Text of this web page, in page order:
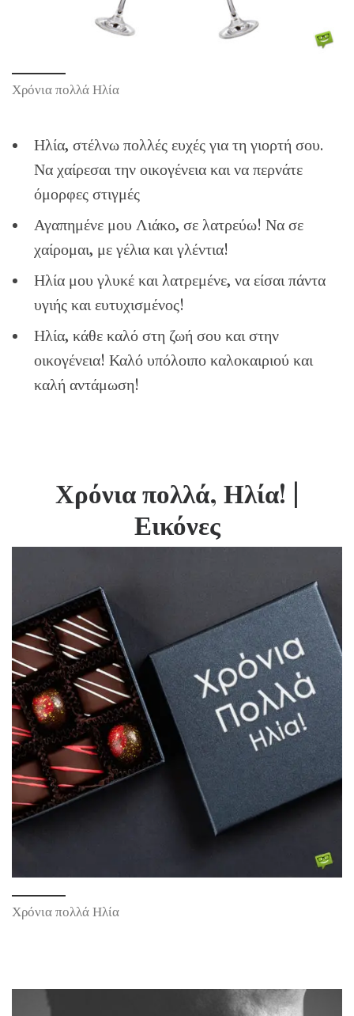
Χρόνια πολλά Ηλία
Ηλία, στέλνω πολλές ευχές για τη γιορτή σου.
Να χαίρεσαι την οικογένεια και να περνάτε
όμορφες στιγμές
Αγαπημένε μου Λιάκο, σε λατρεύω! Να σε
χαίρομαι, με γέλια και γλέντια!
Ηλία μου γλυκέ και λατρεμένε, να είσαι πάντα
υγιής και ευτυχισμένος!
Ηλία, κάθε καλό στη ζωή σου και στην
οικογένεια! Καλό υπόλοιπο καλοκαιριού και
καλή αντάμωση!
Χρόνια πολλά, Ηλία! |
Εικόνες
Χρόνια πολλά Ηλία